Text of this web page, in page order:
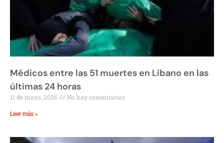
Médicos entre las 51 muertes en Líbano en las
últimas 24 horas
11 de mayo, 2026 No hay comentarios
Leer más »